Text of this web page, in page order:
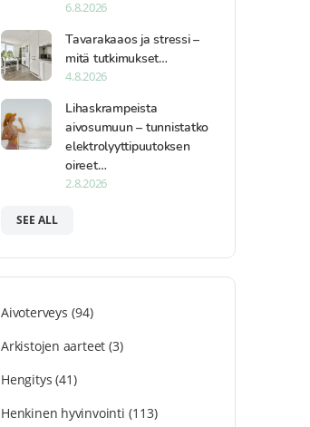
6.8.2026
Tavarakaaos ja stressi –
mitä tutkimukset…
4.8.2026
Lihaskrampeista
aivosumuun – tunnistatko
elektrolyyttipuutoksen
oireet…
2.8.2026
SEE ALL
Aivoterveys (94)
Arkistojen aarteet (3)
Hengitys (41)
Henkinen hyvinvointi (113)